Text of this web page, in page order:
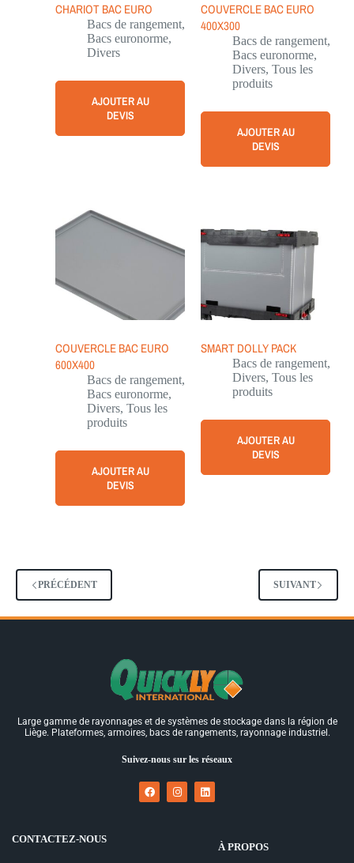
CHARIOT BAC EURO
Bacs de rangement,
Bacs euronorme,
Divers
AJOUTER AU
DEVIS
COUVERCLE BAC EURO
400X300
Bacs de rangement,
Bacs euronorme,
Divers, Tous les
produits
AJOUTER AU
DEVIS
COUVERCLE BAC EURO
600X400
Bacs de rangement,
Bacs euronorme,
Divers, Tous les
produits
AJOUTER AU
DEVIS
SMART DOLLY PACK
Bacs de rangement,
Divers, Tous les
produits
AJOUTER AU
DEVIS
PRÉCÉDENT SUIVANT
Large gamme de rayonnages et de systèmes de stockage dans la région de
Liège. Plateformes, armoires, bacs de rangements, rayonnage industriel.
Suivez-nous sur les réseaux
CONTACTEZ-NOUS
À PROPOS